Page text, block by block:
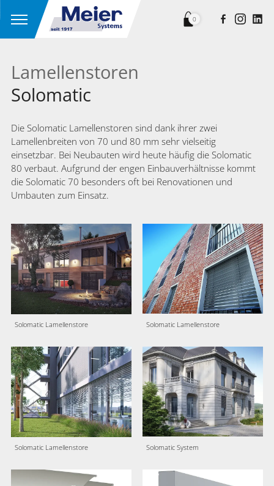
0
Solomatic
Lamellenstoren
Die Solomatic Lamellenstoren sind dank ihrer zwei
Lamellenbreiten von 70 und 80 mm sehr vielseitig
einsetzbar. Bei Neubauten wird heute häufig die Solomatic
80 verbaut. Aufgrund der engen Einbauverhältnisse kommt
die Solomatic 70 besonders oft bei Renovationen und
Umbauten zum Einsatz.
Solomatic Lamellenstore Solomatic Lamellenstore
Solomatic Lamellenstore Solomatic System